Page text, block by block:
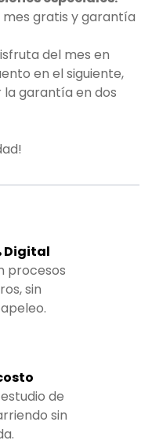
mes gratis y garantía
del mes en
en el siguiente,
garantía en dos
Digital
procesos
sin
de
sin